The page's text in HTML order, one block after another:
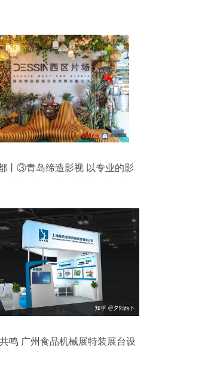
丨③青岛缔造影视 以专业的影
鸣 广州食品机械展特装展台设